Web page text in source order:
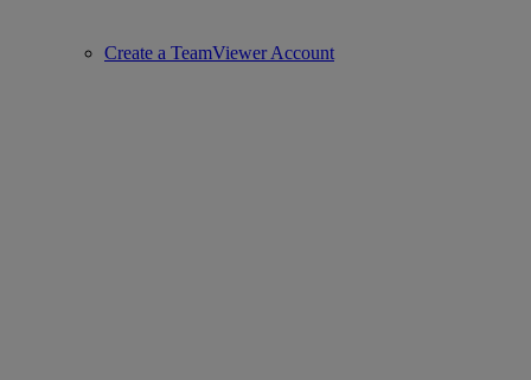
Create a TeamViewer Account